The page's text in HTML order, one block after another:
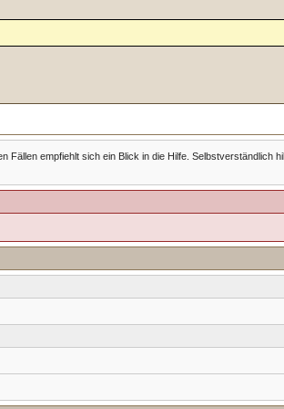
empfiehlt sich ein Blick in die Hilfe. Selbstverständlich